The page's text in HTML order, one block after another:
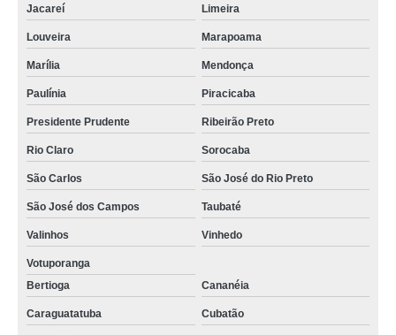
Jacareí Limeira
Louveira Marapoama
Marília Mendonça
Paulínia Piracicaba
Presidente Prudente Ribeirão Preto
Rio Claro Sorocaba
São Carlos São José do Rio Preto
São José dos Campos Taubaté
Valinhos Vinhedo
Votuporanga
Bertioga
Cananéia
Caraguatatuba Cubatão